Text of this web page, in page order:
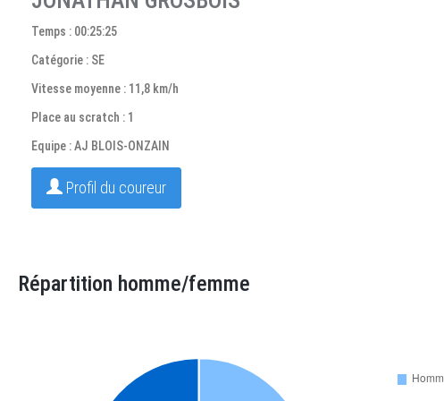
Temps : 00:25:25
Catégorie : SE
Vitesse moyenne : 11,8 km/h
Place au scratch : 1
Equipe : AJ BLOIS-ONZAIN
Profil du coureur
Répartition homme/femme